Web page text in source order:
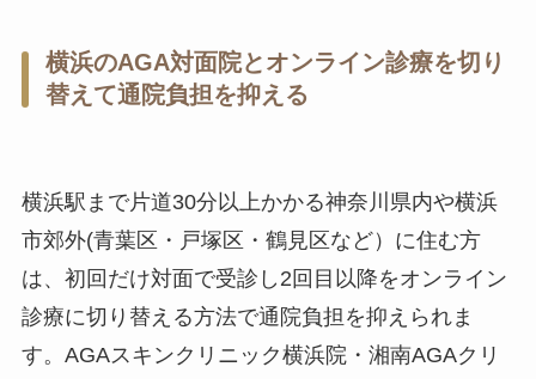
横浜のAGA対面院とオンライン診療を切り
替えて通院負担を抑える
横浜駅まで片道30分以上かかる神奈川県内や横浜
市郊外(青葉区・戸塚区・鶴見区など）に住む方
は、初回だけ対面で受診し2回目以降をオンライン
診療に切り替える方法で通院負担を抑えられま
す。AGAスキンクリニック横浜院・湘南AGAクリ